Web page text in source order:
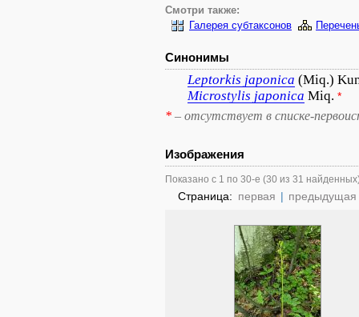
Смотри также:
Галерея субтаксонов
Синонимы
Leptorkis japonica (Miq.)
Microstylis japonica Miq. *
* – отсутствует в списке-
Изображения
Показано с 1 по 30-е (30 из 31
Страница: первая | предыдущая